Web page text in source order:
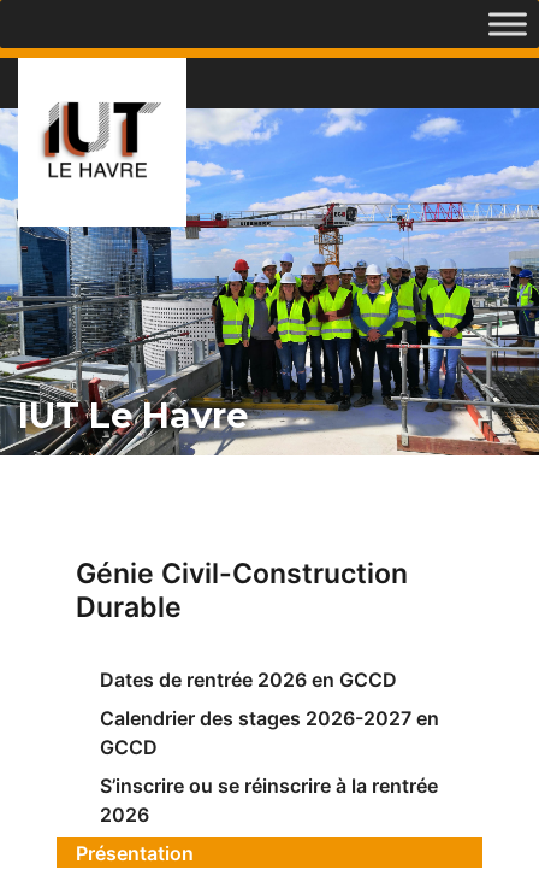
IUT Le Havre
Génie Civil-Construction
Durable
Dates de rentrée 2026 en GCCD
Calendrier des stages 2026-2027 en
GCCD
S’inscrire ou se réinscrire à la rentrée
2026
Présentation